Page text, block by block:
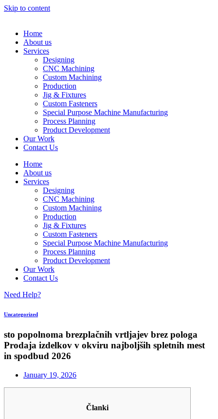
Skip to content
Home
About us
Services
Designing
CNC Machining
Custom Machining
Production
Jig & Fixtures
Custom Fasteners
Special Purpose Machine Manufacturing
Process Planning
Product Development
Our Work
Contact Us
Home
About us
Services
Designing
CNC Machining
Custom Machining
Production
Jig & Fixtures
Custom Fasteners
Special Purpose Machine Manufacturing
Process Planning
Product Development
Our Work
Contact Us
Need Help?
Uncategorized
sto popolnoma brezplačnih vrtljajev brez pologa
Prodaja izdelkov v okviru najboljših spletnih mest
in spodbud 2026
January 19, 2026
Članki